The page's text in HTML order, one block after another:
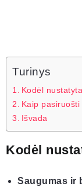
Turinys
Kodėl
Kaip
Išvada
Kodėl
Saugumas ir